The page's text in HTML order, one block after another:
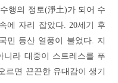
행의 정토(淨土)가 되어 수
에 자리 잡았다. 20세기 후
민 등산 열풍이 불었다. 지
니라 대중이 스트레스를 푸
르면 끈끈한 유대감이 생기